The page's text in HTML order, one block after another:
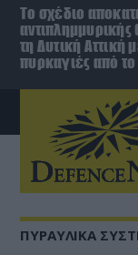
Το σχέδιο
τη Δυτική Αττική
πυρκαγιές από
ΠΥΡΑΥΛΙΚΑ